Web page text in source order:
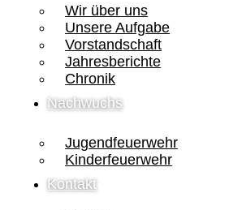
Wir über uns
Unsere Aufgabe
Vorstandschaft
Jahresberichte
Chronik
Nachwuchs
Jugendfeuerwehr
Kinderfeuerwehr
Kontakt